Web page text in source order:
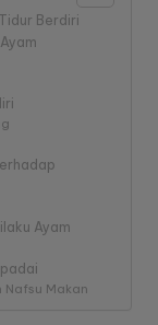
Berdiri
Ayam
Nafsu Makan